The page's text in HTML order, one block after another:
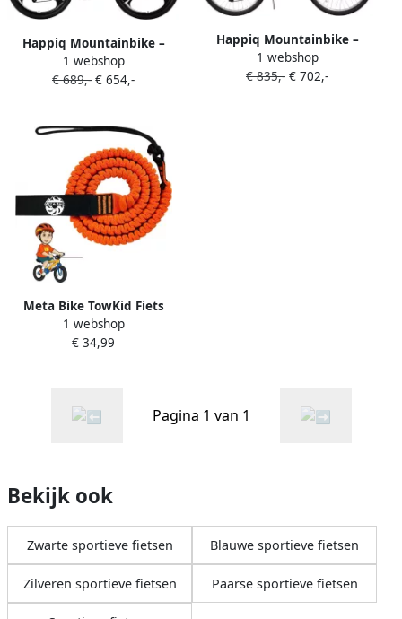
Happiq Mountainbike –
Voor en – 18 versnellingen 3
spaken schijfremfiets –
1 webshop
€ 689,- € 654,-
Happiq Mountainbike –
Voor en – 18 versnellingen
voorverende vork dubbele
1 webshop
€ 835,- € 702,-
Meta Bike TowKid Fiets
Sleeptouw voor Kinderen
2.5M Elastisch Bungee
MTB
1 webshop
€ 34,99
Pagina 1 van 1
Bekijk ook
Zwarte sportieve fietsen Blauwe sportieve fietsen
Zilveren sportieve fietsen Paarse sportieve fietsen